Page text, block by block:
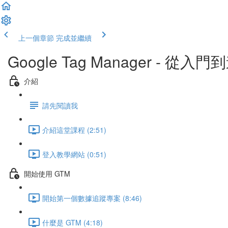
上一個章節 完成並繼續
Google Tag Manager - 從入門
介紹
請先閱讀我
介紹這堂課程 (2:51)
登入教學網站 (0:51)
開始使用 GTM
開始第一個數據追蹤專案 (8:46)
什麼是 GTM (4:18)